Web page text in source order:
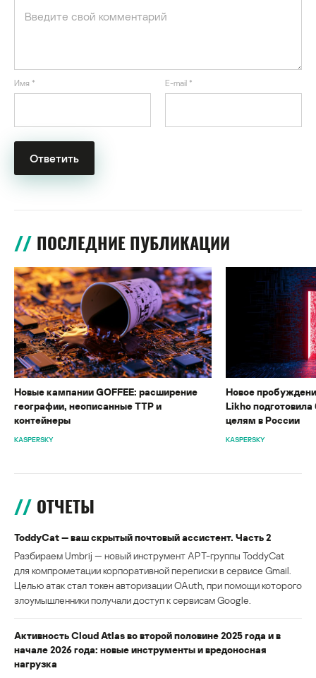
Имя * E-mail *
ПОСЛЕДНИЕ ПУБЛИКАЦИИ
Новые кампании GOFFEE: расширение
географии, неописанные TTP и
контейнеры
KASPERSKY
Новое
Likho
целям в России
KASPERSKY
ОТЧЕТЫ
ToddyCat — ваш скрытый почтовый ассистент. Часть 2
Разбираем Umbrij — новый инструмент APT-группы ToddyCat
для компрометации корпоративной переписки в сервисе Gmail.
Целью атак стал токен авторизации OAuth, при помощи которого
злоумышленники получали доступ к сервисам Google.
Активность Cloud Atlas во второй половине 2025 года и в
начале 2026 года: новые инструменты и вредоносная
нагрузка